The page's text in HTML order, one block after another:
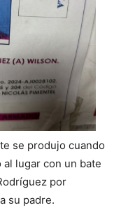
se produjo cuando
lugar con un bate
por
su padre.